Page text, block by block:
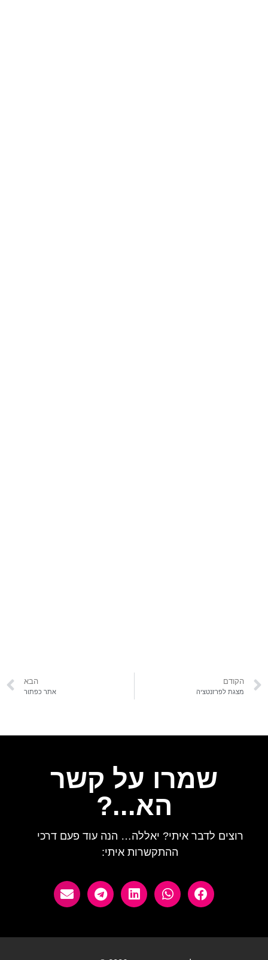
הקודם
מצגת לפרזנטציה
הבא
אתר כפתור
שמרו על קשר
הא...?
רוצים לדבר איתי? יאללה… הנה עוד פעם דרכי
ההתקשרות איתי: